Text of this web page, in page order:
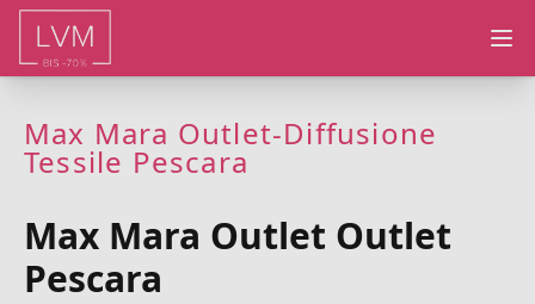
Max Mara Outlet-Diffusione
Tessile Pescara
Max Mara Outlet Outlet
Pescara